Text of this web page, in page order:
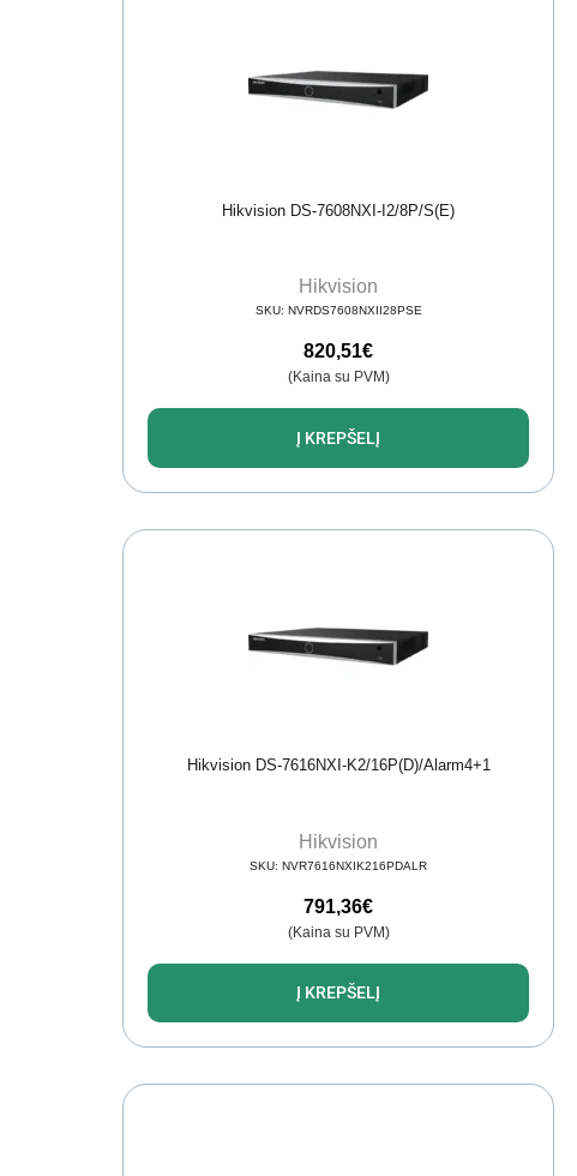
Hikvision DS-7608NXI-I2/8P/S(E)
Hikvision
SKU: NVRDS7608NXII28PSE
820,51€
(Kaina su PVM)
Į KREPŠELĮ
Hikvision DS-7616NXI-K2/16P(D)/Alarm4+1
Hikvision
SKU: NVR7616NXIK216PDALR
791,36€
(Kaina su PVM)
Į KREPŠELĮ